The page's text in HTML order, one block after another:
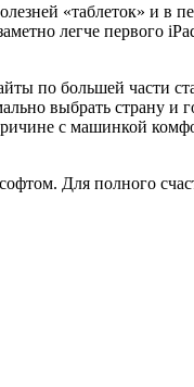
«таблеток» и в
легче первого
по большей части
выбрать страну и
с машинкой
Для полного